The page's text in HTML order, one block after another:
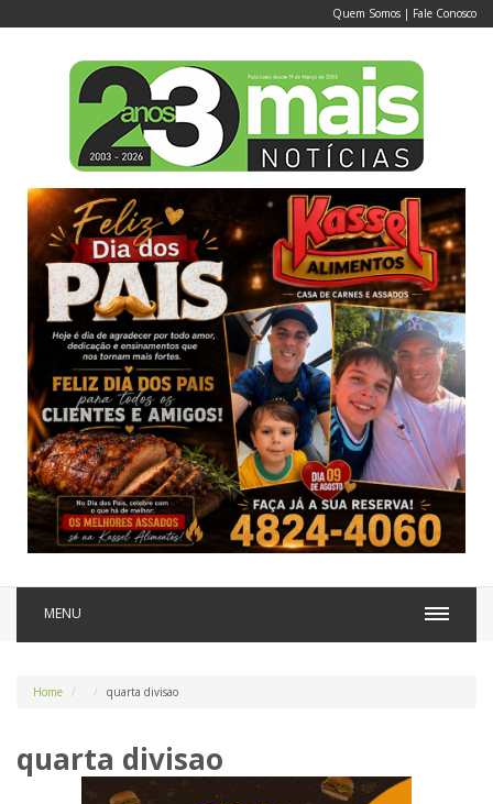
Quem Somos | Fale Conosco
MENU
Home quarta divisao
quarta divisao